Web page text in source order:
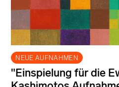
NEUE AUFNAHMEN
"Einspielung für die